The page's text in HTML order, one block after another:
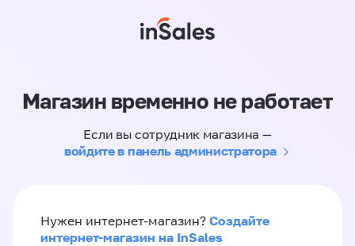
Магазин временно не работает
Если вы сотрудник магазина —
войдите в панель администратора
Нужен интернет-магазин? Создайте
интернет-магазин на InSales